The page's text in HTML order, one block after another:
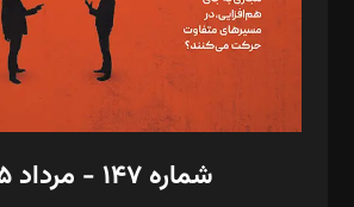
فیلمبرداری و عکاسی: امیر شفیعی، مانی لطفی زاده
گرافیک و صفحه‌آرایی: سید‌سبحان‌علی ثابت
مد‌یر توسعه تجاری: کامبیز برید‌
امور مالی: شاپور رهبری، محمد‌ کاظمی‌نیا
شماره ۱۴۷ - مرداد ۱۴۰۵